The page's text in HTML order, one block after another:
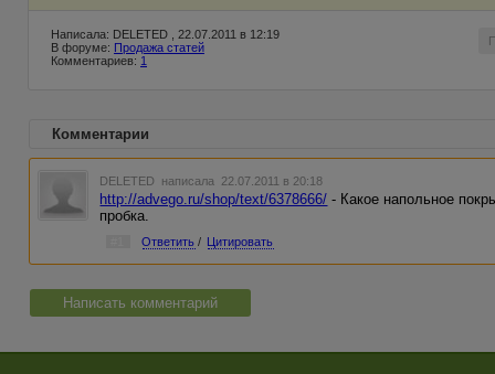
Написала: DELETED , 22.07.2011 в 12:19
В форуме: Продажа статей
Комментариев: 1
Комментарии
DELETED написала 22.07.2011 в 20:18
http://advego.ru/shop/text/6378666/ - Какое напольное
пробка.
Ответить / Цитировать
Написать комментарий